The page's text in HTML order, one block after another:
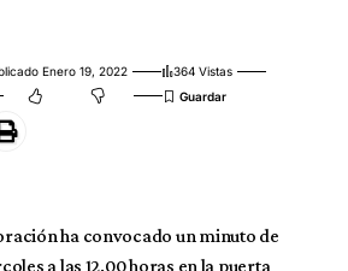
Enero 19, 2022
364 Vistas
ha convocado un minuto de
a las 12.00 horas en la puerta